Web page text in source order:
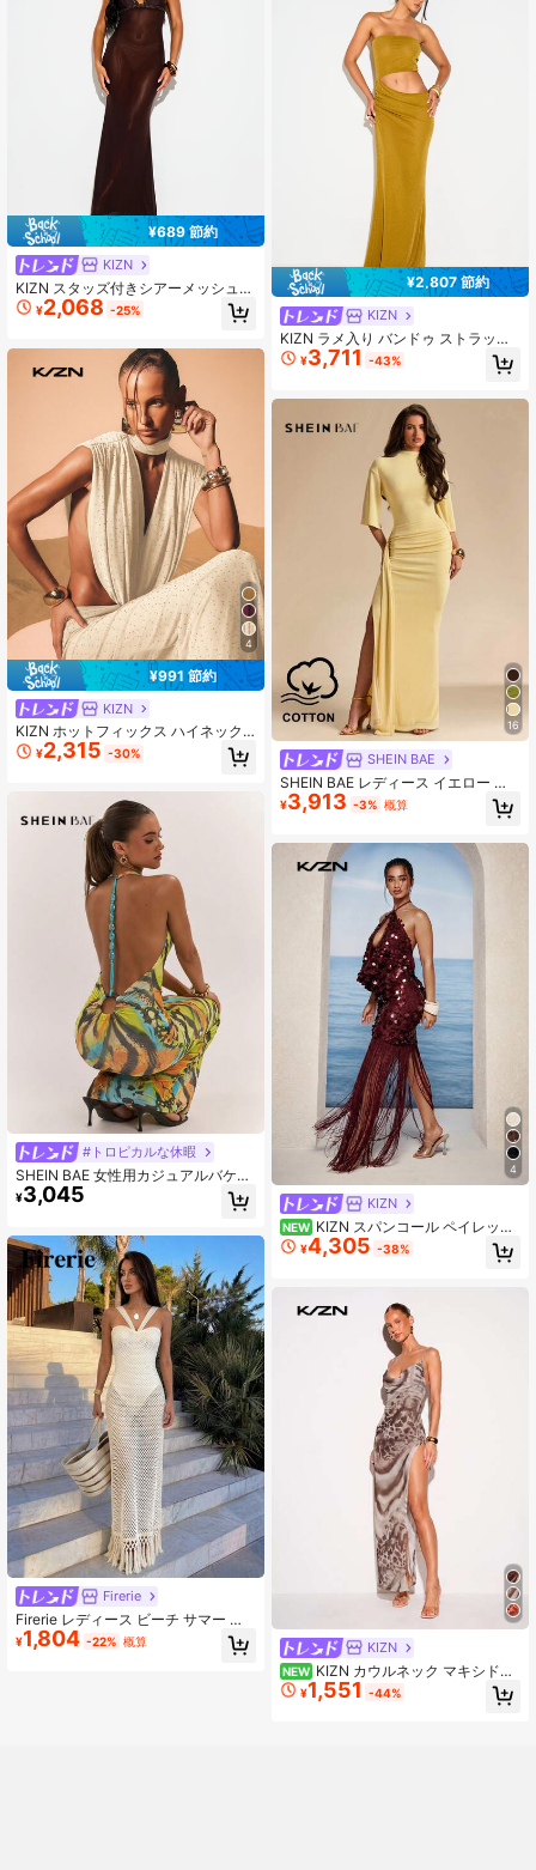
¥689 節約
KIZN
KIZN スタッズ付きシアーメッシュマ
キシドレス ディープVネック スパゲ
ッティストラップ オープンバック イ
¥2,068 -25%
4
¥991 節約
KIZN
KIZN ホットフィックス ハイネック
カウルドレープ ノースリーブ トップ
スタッズ装飾 ホリデーパーティーブ
¥2,315 -30%
#トロピカルな休暇
SHEIN BAE 女性用カジュアルバケー
ションドレープネック バックレス ビ
ーズ装飾メッシュ イエロー フローラ
シドレス、ビーチバケーション、姉
妹レジャーバケーション、蝶プリン
トバケーションドレス、夏のバケー
ションドレスに適しています
¥3,045
Firerie
Firerie レディース ビーチ サマー ク
リームホワイト クロシェメッシュ タ
ッセルヘム ドレス フェイクツーピー
¥1,804 -22% 概算
¥2,807 節約
KIZN
KIZN ラメ入り バンドゥ ストラップ
レス ドレープ サイドギャザー マキ
シ丈 イブニングパーティ フロアレン
¥3,711 -43%
16
SHEIN BAE
SHEIN BAE レディース イエロー 半
袖 モックネック ウエストカットアウ
ト サイドリボン装飾 ストレートドレ
レス、バケーションドレス、ウェデ
ィングブライズメイドカクテルドレ
ス、バースデーカークテルドレス、
バックトゥスクール卒業ドレス
¥3,913 -3% 概算
4
KIZN
NEW KIZN スパンコール ペイレット
ホルターネック ディープVネック フ
リンジヘム マキシドレス パーティー
¥4,305 -38%
KIZN
NEW KIZN カウルネック マキシドレ
ス ハイスリット 調節可能なスパゲッ
ティストラップ アブストラクトレオ
¥1,551 -44%